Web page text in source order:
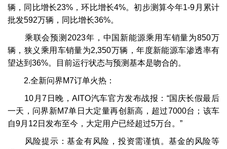
辆，同比增长23%，环比增长4%。初步测算今年1-9月累计
批发592万辆，同比增长36%。
乘联会预测2023年，中国新能源乘用车销量为850万
辆，狭义乘用车销量为2,350万辆，年度新能源车渗透率有
望达到36%。目前运行状态与预测基本是吻合的。
2.全新问界M7订单火热：
10月7日晚，AITO汽车官方发布战报：“国庆长假最后
一天，问界新M7单日大定量再创新高，超过7000台；该车
自9月12日发布至今，大定用户已经超过5万台。”
风险提示：基金有风险，投资需谨慎。基金的风险等